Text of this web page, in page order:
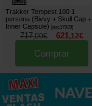
Trakker Tempest 100 1
persona (Bivvy + Skull Cap +
Inner Capsule)
[esc17929]
717,00€ 621 ,12€
Comprar